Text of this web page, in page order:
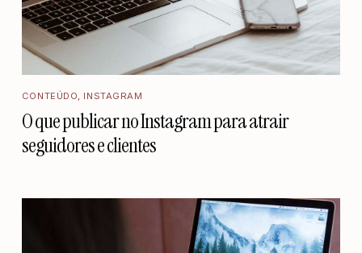
CONTEÚDO, INSTAGRAM
O que publicar no Instagram para atrair
seguidores e clientes